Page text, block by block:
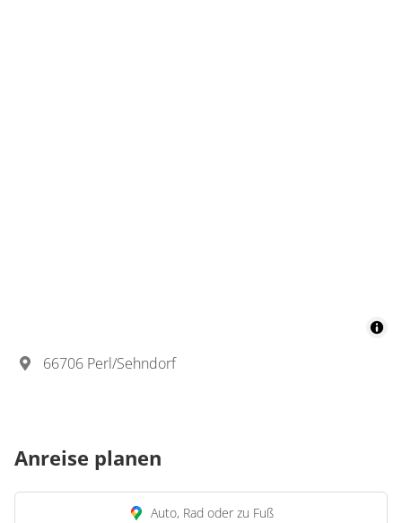
66706 Perl/Sehndorf
Anreise planen
Auto, Rad oder zu Fuß